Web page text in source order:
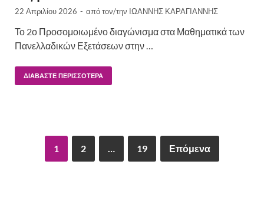
22 Απριλίου 2026 - από τον/την ΙΩΑΝΝΗΣ ΚΑΡΑΓΙΑΝΝΗΣ
Το 2ο Προσομοιωμένο διαγώνισμα στα Μαθηματικά των
Πανελλαδικών Εξετάσεων στην …
ΔΙΑΒΆΣΤΕ ΠΕΡΙΣΣΌΤΕΡΑ
1 2 … 19 Επόμενα